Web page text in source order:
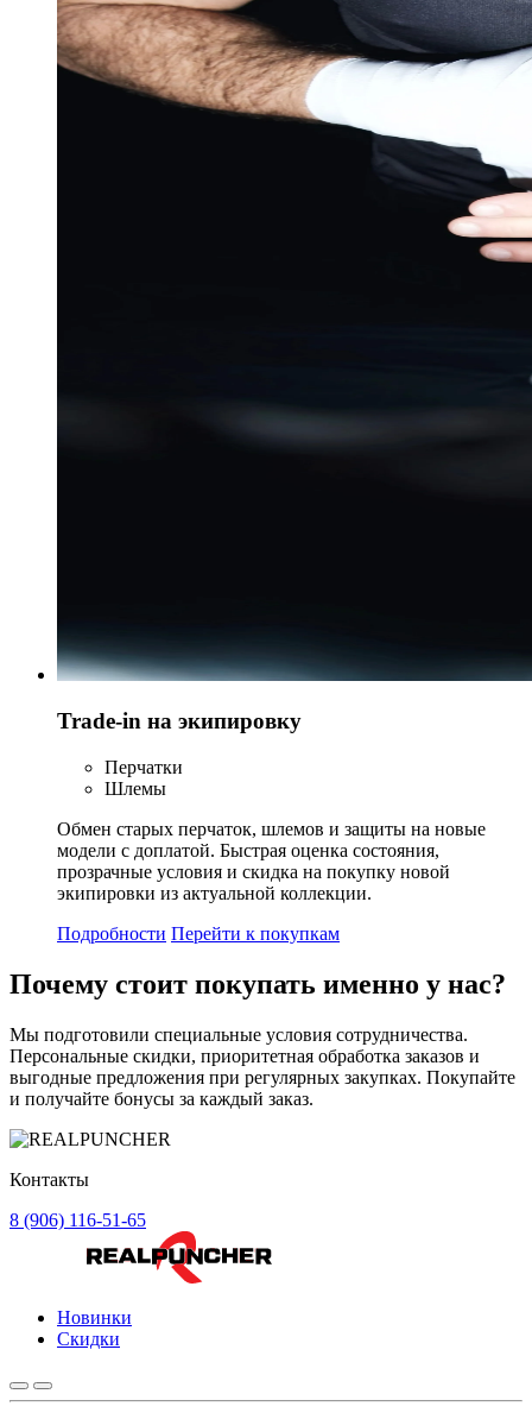
Trade-in на экипировку
Перчатки
Шлемы
Обмен старых перчаток, шлемов и защиты на новые
модели с доплатой. Быстрая оценка состояния,
прозрачные условия и скидка на покупку новой
экипировки из актуальной коллекции.
Подробности Перейти к покупкам
Почему стоит покупать именно у нас?
Мы подготовили специальные условия сотрудничества.
Персональные скидки, приоритетная обработка заказов и
выгодные предложения при регулярных закупках. Покупайте
и получайте бонусы за каждый заказ.
Контакты
8 (906) 116-51-65
Новинки
Скидки